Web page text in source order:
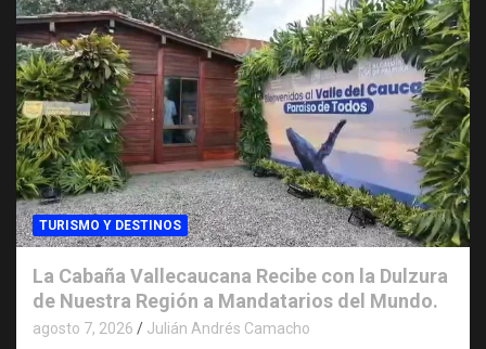
TURISMO Y DESTINOS
La Cabaña Vallecaucana Recibe con la Dulzura
de Nuestra Región a Mandatarios del Mundo.
agosto 7, 2026 Julián Andrés Camacho